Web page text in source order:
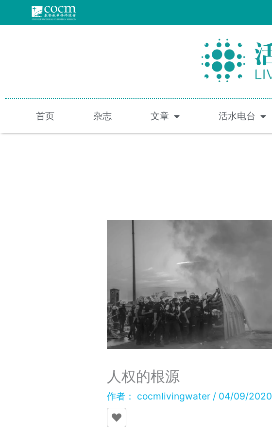
至
首页 杂志 文章 活水电台
人权的根源
作者： cocmlivingwater / 04/09/2020